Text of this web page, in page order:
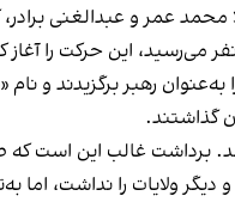
محمد عمر و عبدالغنی برادر،
به حدود ۱۰ نفر می‌رسید، این حرکت را
رهبر برگزیدند و نام
گذاشتند.
برداشت غالب این است که
ولایات را نداشت، اما